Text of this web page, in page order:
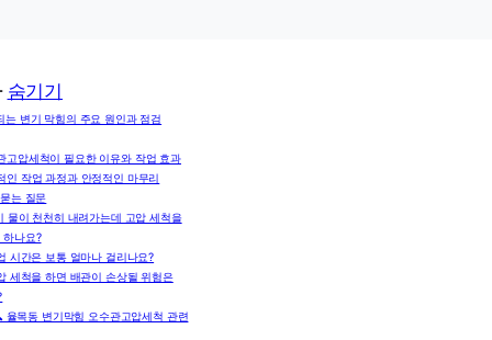
숨기기
는 변기 막힘의 주요 원인과 점검
고압세척이 필요한 이유와 작업 효과
인 작업 과정과 안정적인 마무리
는 질문
물이 천천히 내려가는데 고압 세척을
하나요?
시간은 보통 얼마나 걸리나요?
세척을 하면 배관이 손상될 위험은
율목동 변기막힘 오수관고압세척 관련